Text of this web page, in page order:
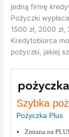
jedną firmę
Pożyczki
1500 zł, 2000
Kredytobiorca
pożyczki, jakiej
Szybka
Pożyczka Plus
Zmiana na